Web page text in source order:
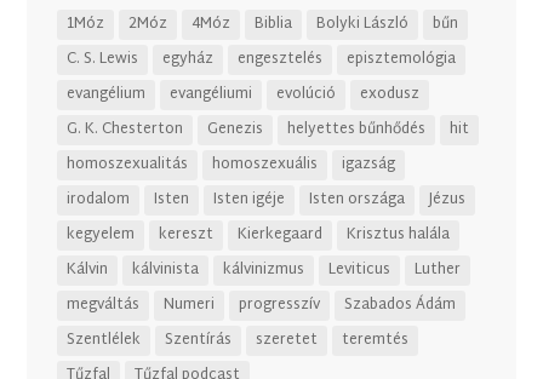
1Móz 2Móz 4Móz Biblia Bolyki László
bűn
C. S. Lewis
egyház engesztelés
episztemológia
evangélium
evangéliumi evolúció
exodusz
G. K. Chesterton
Genezis helyettes bűnhődés
hit
homoszexualitás
homoszexuális
igazság
irodalom
Isten Isten igéje Isten országa
Jézus
kegyelem
kereszt Kierkegaard
Krisztus halála
Kálvin
kálvinista kálvinizmus Leviticus
Luther
megváltás
Numeri progresszív
Szabados Ádám
Szentlélek
Szentírás szeretet
teremtés